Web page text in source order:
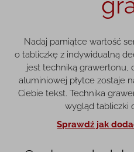
Nadaj pamiątce wartość
o tabliczkę z indywidualną
jest techniką grawertonu,
aluminiowej płytce zostaje
Ciebie tekst. Technika
wygląd tabliczki
Sprawdź jak